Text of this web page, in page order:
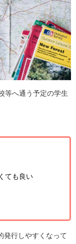
等へ通う予定の学生
ても良い
発行しやすくなって